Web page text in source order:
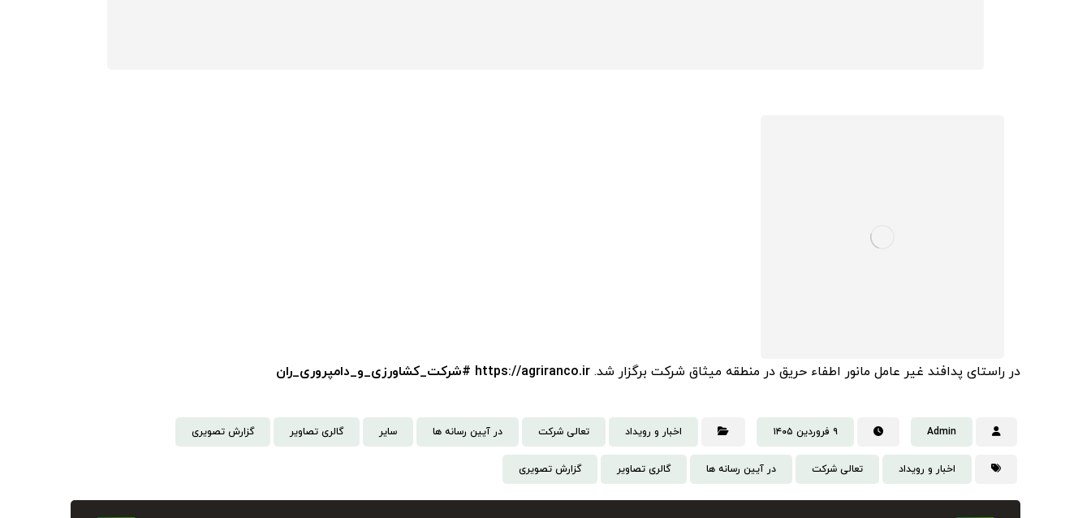
در راستای پدافند غیر عامل مانور اطفاء حریق در منطقه میثاق شرکت برگزار شد. https://agriranco.ir #شرکت_کشاورزی_و_دامپروری_ران
Admin ۹ فروردین ۱۴۰۵ اخبار و رویداد تعالی شرکت در آیین رسانه ها سایر گالری تصاویر گزارش تصویری
اخبار و رویداد تعالی شرکت در آیین رسانه ها گالری تصاویر گزارش تصویری